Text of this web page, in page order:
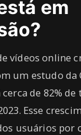
em
vídeos online
um estudo da
de 82%
Esse
usuários por